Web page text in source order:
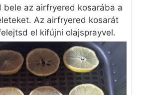
bele az airfryered kosarába a
Az airfryered kosarát
el kifújni olajsprayvel.